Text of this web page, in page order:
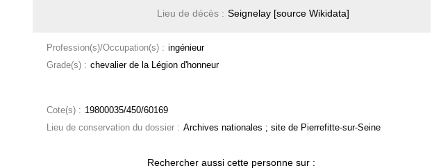
Lieu de décès : Seignelay [source Wikidata]
Profession(s)/Occupation(s) : ingénieur
Grade(s) : chevalier de la Légion d'honneur
Cote(s) : 19800035/450/60169
Lieu de conservation du dossier : Archives nationales ; site de Pierrefitte-sur-Seine
Rechercher aussi cette personne sur :